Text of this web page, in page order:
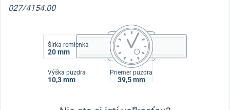
027/4154.00
Šírka remienka
20 mm
Výška puzdra
10,3 mm
Priemer puzdra
39,5 mm